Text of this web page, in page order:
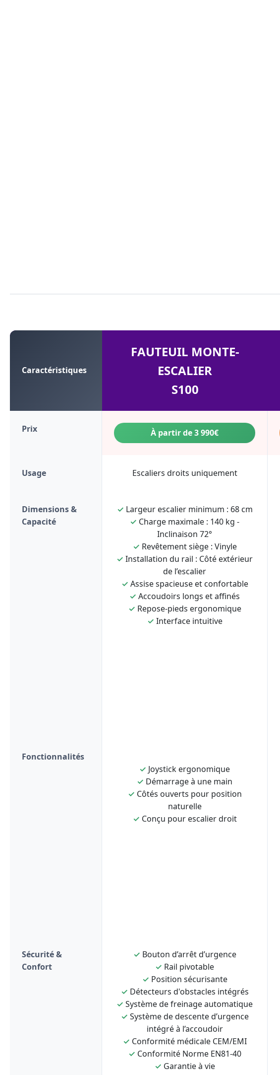
Caractéristiques
FAUTEUIL MONTE-
ESCALIER
S100
Prix À partir de 3 990€
Usage Escaliers droits uniquement
Dimensions &
Capacité
✓ Largeur escalier minimum : 68 cm
✓ Charge maximale : 140 kg -
Inclinaison 72°
✓ Revêtement siège : Vinyle
✓ Installation du rail : Côté extérieur
de l’escalier
✓ Assise spacieuse et confortable
✓ Accoudoirs longs et affinés
✓ Repose-pieds ergonomique
✓ Interface intuitive
Fonctionnalités
✓ Joystick ergonomique
✓ Démarrage à une main
✓ Côtés ouverts pour position
naturelle
✓ Conçu pour escalier droit
Sécurité &
Confort
✓ Bouton d’arrêt d’urgence
✓ Rail pivotable
✓ Position sécurisante
✓ Détecteurs d'obstacles intégrés
✓ Système de freinage automatique
✓ Système de descente d’urgence
intégré à l’accoudoir
✓ Conformité médicale CEM/EMI
✓ Conformité Norme EN81-40
✓ Garantie à vie